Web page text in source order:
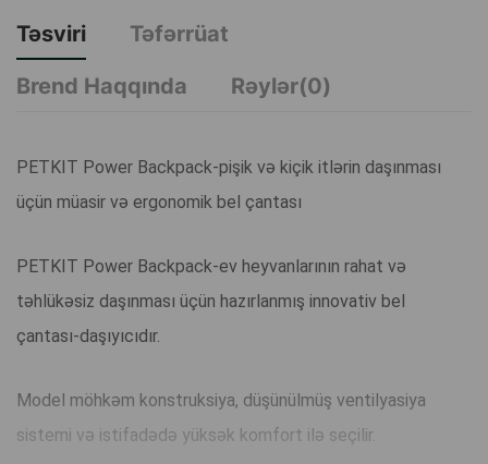
Təsviri
Təfərrüat
Brend Haqqında
Rəylər(0)
PETKIT Power Backpack-pişik və kiçik itlərin daşınması
üçün müasir və ergonomik bel çantası
PETKIT Power Backpack-ev heyvanlarının rahat və
təhlükəsiz daşınması üçün hazırlanmış innovativ bel
çantası-daşıyıcıdır.
Model möhkəm konstruksiya, düşünülmüş ventilyasiya
sistemi və istifadədə yüksək komfort ilə seçilir.